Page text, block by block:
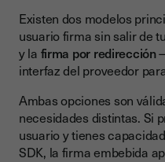
Existen dos modelos
usuario firma sin salir de
y la firma por redirección
interfaz del proveedor
Ambas opciones son
necesidades distintas. Si
usuario y tienes
SDK, la firma embebida